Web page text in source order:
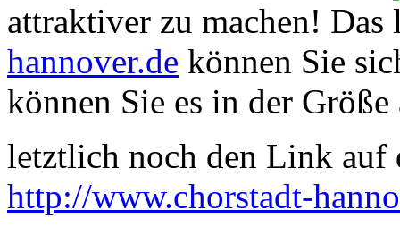
attraktiver zu machen! Das
hannover.de können Sie
können Sie es in der
letztlich noch den Link auf
http://www.chorstadt-